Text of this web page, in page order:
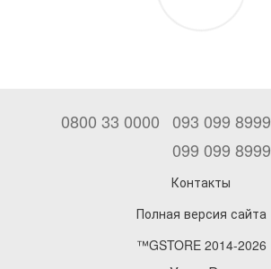
0800 33 0000 093 099 8999
099 099 8999
Контакты
Полная версия сайта
™GSTORE 2014-2026